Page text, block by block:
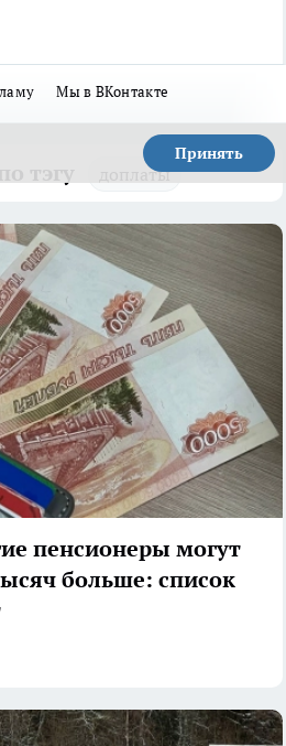
Мы в ВКонтакте
Принять
доплаты
пенсионеры могут
больше: список